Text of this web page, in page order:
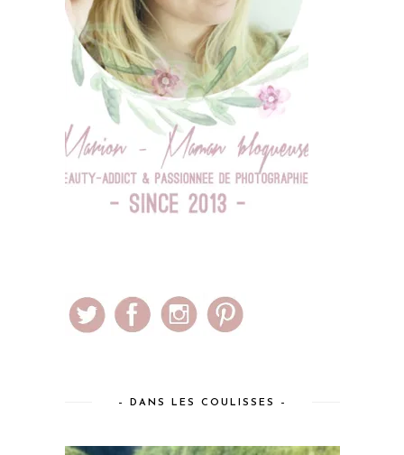
– DANS LES COULISSES –